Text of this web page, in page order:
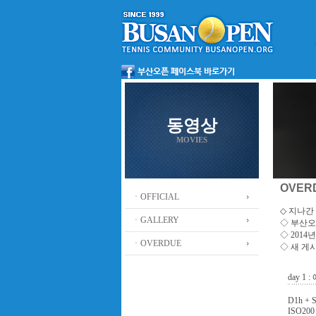
동영상
MOVIES
ㆍOFFICIAL
ㆍGALLERY
ㆍOVERDUE
◇ 지나간
◇ 부산
◇ 2014
◇ 새 게
day 1 :
D1h +
ISO200